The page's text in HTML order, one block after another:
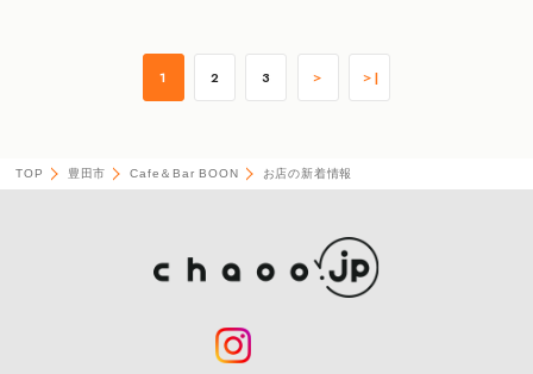
1 2 3 ＞ ＞|
TOP 豊田市 Cafe＆Bar BOON お店の新着情報